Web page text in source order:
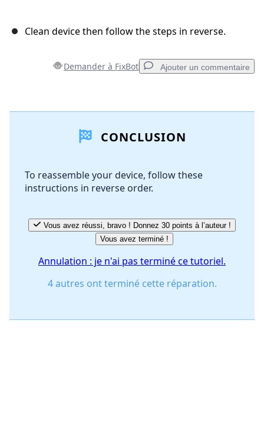
Clean device then follow the steps in reverse.
Demander à FixBot Ajouter un commentaire
Ajouter un commentaire
Annuler Publier un commentaire
CONCLUSION
To reassemble your device, follow these
instructions in reverse order.
Vous avez réussi, bravo ! Donnez 30 points à l’auteur !
Vous avez terminé !
Annulation : je n'ai pas terminé ce tutoriel.
4 autres ont terminé cette réparation.